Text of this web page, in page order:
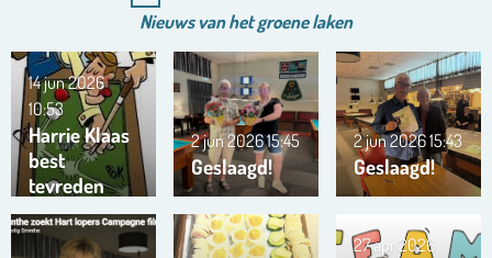
Nieuws van hetgroenelaken
Harrie Klaas
best
tevreden
14 jun 2026
10:53
Geslaagd!
2 jun 202615:45
Geslaagd!
2 jun 202615:43
27 apr 2026